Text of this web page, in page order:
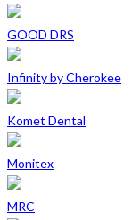
GOOD DRS
Infinity by Cherokee
Komet Dental
Monitex
MRC